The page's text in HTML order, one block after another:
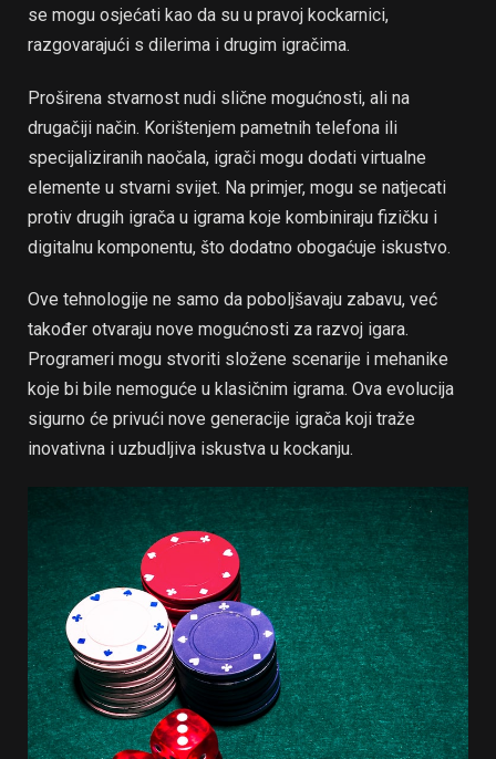
se mogu osjećati kao da su u pravoj kockarnici,
razgovarajući s dilerima i drugim igračima.
Proširena stvarnost nudi slične mogućnosti, ali na
drugačiji način. Korištenjem pametnih telefona ili
specijaliziranih naočala, igrači mogu dodati virtualne
elemente u stvarni svijet. Na primjer, mogu se natjecati
protiv drugih igrača u igrama koje kombiniraju fizičku i
digitalnu komponentu, što dodatno obogaćuje iskustvo.
Ove tehnologije ne samo da poboljšavaju zabavu, već
također otvaraju nove mogućnosti za razvoj igara.
Programeri mogu stvoriti složene scenarije i mehanike
koje bi bile nemoguće u klasičnim igrama. Ova evolucija
sigurno će privući nove generacije igrača koji traže
inovativna i uzbudljiva iskustva u kockanju.